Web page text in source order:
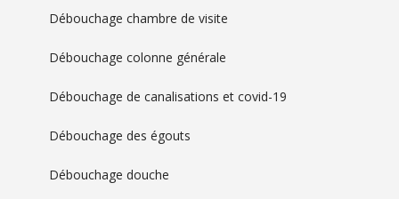
Débouchage chambre de visite
Débouchage colonne générale
Débouchage de canalisations et covid-19
Débouchage des égouts
Débouchage douche